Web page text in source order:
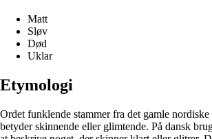
Matt
Sløv
Død
Uklar
Etymologi
Ordet funklende stammer fra det gamle
betyder skinnende eller glimtende. På dansk